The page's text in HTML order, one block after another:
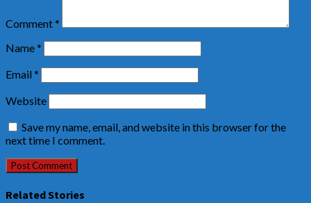
Comment*
Name*
Email*
Website
Save my name, email, and website in this browser for the
next time I comment.
Related Stories